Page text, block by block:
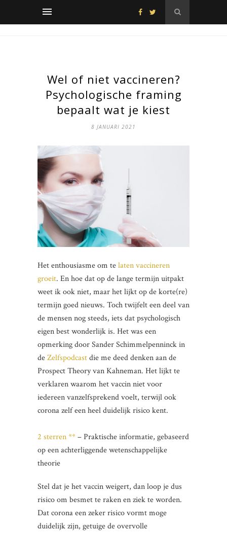
Wel of niet vaccineren?
Psychologische framing
bepaalt wat je kiest
8 JANUARI 2021
Het enthousiasme om telaten vaccineren
groeit. En hoe dat op de lange termijn uitpakt
weet ik ook niet, maar het lijkt op de korte(re)
termijn goed nieuws. Toch twijfelt een deel van
de mensen nog steeds, iets dat psychologisch
eigen best wonderlijk is. Het was een
opmerking door Sander Schimmelpenninck in
deZelfspodcastdie me deed denken aan de
Prospect Theory van Kahneman. Het lijkt te
verklaren waarom het vaccin niet voor
iedereen vanzelfsprekend voelt, terwijl ook
corona zelf een heel duidelijk risico kent.
2 sterren **– Praktische informatie, gebaseerd
op een achterliggende wetenschappelijke
theorie
Stel dat je het vaccin weigert, dan loop je dus
risico om besmet te raken en ziek te worden.
Dat corona een zeker risico vormt moge
duidelijk zijn, getuige de overvolle